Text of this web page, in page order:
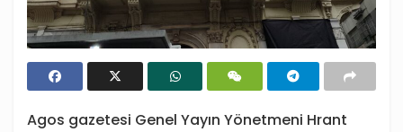
Agos gazetesi Genel Yayın Yönetmeni Hrant